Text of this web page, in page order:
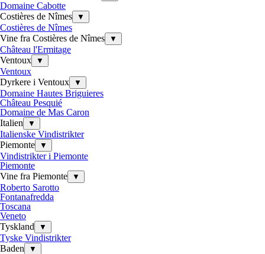
Domaine Cabotte
Costières de Nîmes
▼
Costières de Nîmes
Vine fra Costières de Nîmes
▼
Château l'Ermitage
Ventoux
▼
Ventoux
Dyrkere i Ventoux
▼
Domaine Hautes Briguieres
Château Pesquié
Domaine de Mas Caron
Italien
▼
Italienske Vindistrikter
Piemonte
▼
Vindistrikter i Piemonte
Piemonte
Vine fra Piemonte
▼
Roberto Sarotto
Fontanafredda
Toscana
Veneto
Tyskland
▼
Tyske Vindistrikter
Baden
▼